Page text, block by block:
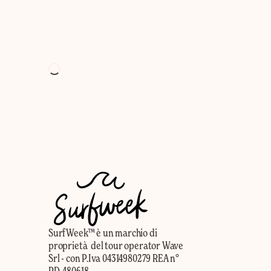
SurfWeek™ è un marchio di
proprietà del tour operator Wave
Srl - con P.Iva 04314980279 REA n°